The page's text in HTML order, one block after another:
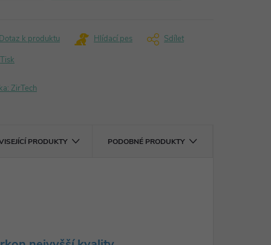
Tisk
Dotaz k produktu Hlídací pes Sdílet
ZirTech
PRODUKTY PODOBNÉ PRODUKTY